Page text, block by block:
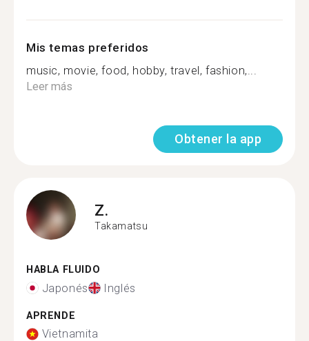
Mis temas preferidos
music, movie, food, hobby, travel, fashion,...
Leer más
Obtener la app
Z.
Takamatsu
HABLA FLUIDO
Japonés Inglés
APRENDE
Vietnamita